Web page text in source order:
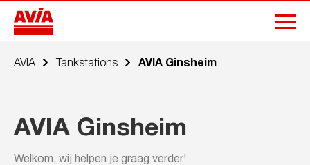
AVIA Tankstations AVIA Ginsheim
AVIA Ginsheim
Welkom, wij helpen je graag verder!